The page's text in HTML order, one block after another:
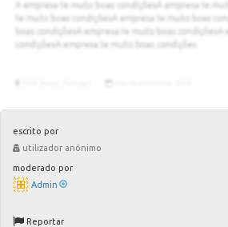
escrito por
utilizador anónimo
moderado por
Admin
Reportar